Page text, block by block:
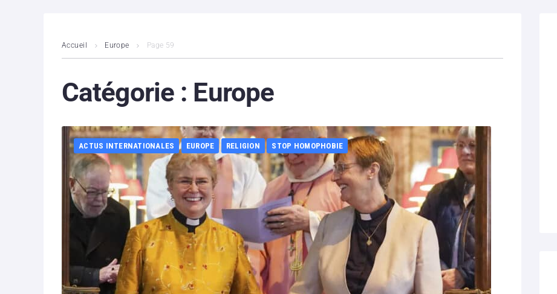
Accueil Europe Page 59
Catégorie : Europe
ACTUS INTERNATIONALES EUROPE RELIGION STOP HOMOPHOBIE